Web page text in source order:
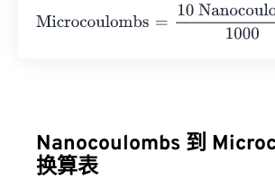
Microcoulombs= 10 Nanocoulombs
Nanocoulombs 到
换算表